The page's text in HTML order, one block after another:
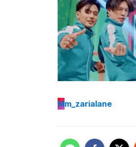
Mm_zarialane